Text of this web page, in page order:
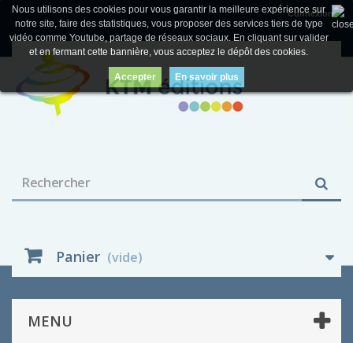
Connexion
Panier (vide)
MENU
Nous utilisons des cookies pour vous garantir la meilleure expérience sur
notre site, faire des statistiques, vous proposer des services tiers de type
vidéo comme Youtube, partage de réseaux sociaux. En cliquant sur valider
et en fermant cette bannière, vous acceptez le dépôt des cookies.
Accepter En savoir plus